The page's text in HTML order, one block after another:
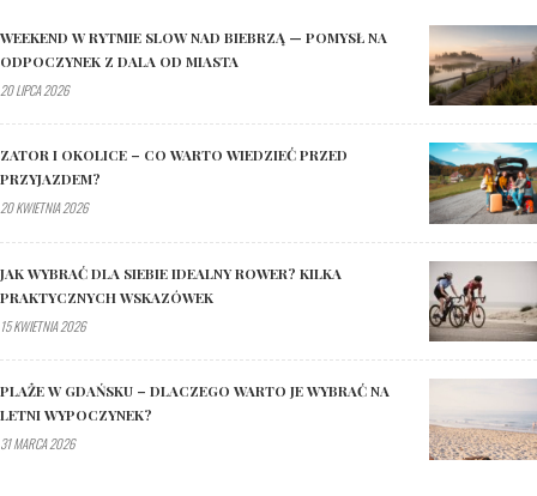
WEEKEND W RYTMIE SLOW NAD BIEBRZĄ — POMYSŁ NA
ODPOCZYNEK Z DALA OD MIASTA
20 LIPCA 2026
ZATOR I OKOLICE – CO WARTO WIEDZIEĆ PRZED
PRZYJAZDEM?
20 KWIETNIA 2026
JAK WYBRAĆ DLA SIEBIE IDEALNY ROWER? KILKA
PRAKTYCZNYCH WSKAZÓWEK
15 KWIETNIA 2026
PLAŻE W GDAŃSKU – DLACZEGO WARTO JE WYBRAĆ NA
LETNI WYPOCZYNEK?
31 MARCA 2026